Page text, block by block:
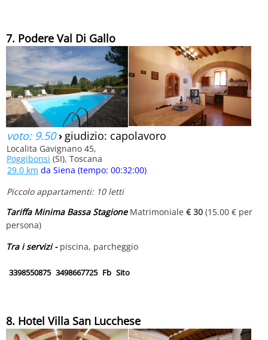
7. Podere Val Di Gallo
voto: 9.50› giudizio: capolavoro
Localita Gavignano 45,
Poggibonsi (SI), Toscana
29.0 km da Siena (tempo: 00:32:00)
Piccolo appartamenti: 10 letti
Tariffa Minima Bassa StagioneMatrimoniale € 30 (15.00 € per
persona)
Tra i servizi - piscina, parcheggio
3398550875 3498667725 Fb Sito
8. Hotel Villa San Lucchese